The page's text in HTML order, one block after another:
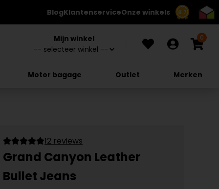
8.7
BlogKlantenserviceOnze winkels
Mijn winkel 0
Motor bagage Outlet Merken
12 reviews
Grand Canyon Leather
Bullet Jeans